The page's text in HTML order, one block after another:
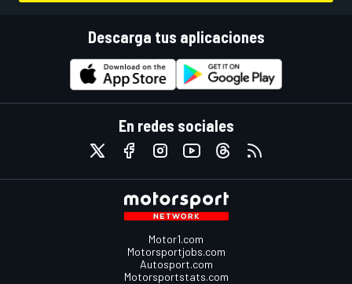
Descarga tus aplicaciones
En redes sociales
Motor1.com
Motorsportjobs.com
Autosport.com
Motorsportstats.com